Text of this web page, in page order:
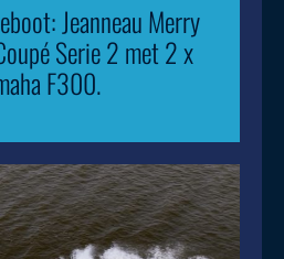
Jeanneau Merry
Serie 2 met 2 x
F300.